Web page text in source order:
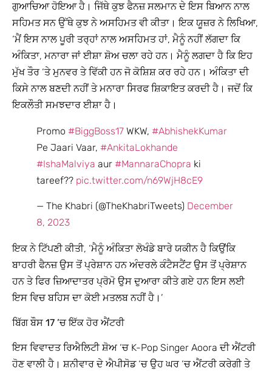
ਗੁਆਚਿਆ ਹੋਇਆ ਹੈ। ਜਿੱਥੇ ਕੁਝ ਫੈਨਜ਼ ਸਲਮਾਨ ਦੇ ਇਸ ਬਿਆਨ ਨਾਲ
ਸਹਿਮਤ ਸਨ ਉੱਥੇ ਕੁਝ ਨੇ ਅਸਹਿਮਤ ਵੀ ਕੀਤਾ। ਇਕ ਯੂਜ਼ਰ ਨੇ ਲਿਖਿਆ,
‘ਮੈਂ ਇਸ ਨਾਲ ਪੂਰੀ ਤਰ੍ਹਾਂ ਨਾਲ ਅਸਹਿਮਤ ਹਾਂ, ਮੈਨੂੰ ਨਹੀਂ ਲੱਗਦਾ ਕਿ
ਅੰਕਿਤਾ, ਮਨਾਰਾ ਜਾਂ ਈਸ਼ਾ ਸ਼ੋਅ ਚਲਾ ਰਹੇ ਹਨ। ਮੈਨੂੰ ਲਗਦਾ ਹੈ ਕਿ ਇਹ
ਮੁੱਖ ਤੌਰ ‘ਤੇ ਮੁਨਵਰ ਤੇ ਵਿੱਕੀ ਹਨ ਜੋ ਕੋਸ਼ਿਸ਼ ਕਰ ਰਹੇ ਹਨ। ਅੰਕਿਤਾ ਦੀ
ਕਿਸੇ ਨਾਲ ਬਣਦੀ ਨਹੀਂ ਤੇ ਮਨਾਰਾ ਸਿਰਫ ਸ਼ਿਕਾਇਤ ਕਰਦੀ ਹੈ। ਜਦੋਂ ਕਿ
ਇਕਲੌਤੀ ਸਮਝਦਾਰ ਈਸ਼ਾ ਹੈ।
Promo #BiggBoss17 WKW, #AbhishekKumar
Pe Jaari Vaar, #AnkitaLokhande
#IshaMalviya aur #MannaraChopra ki
tareef?? pic.twitter.com/n69WjH8cE9
— The Khabri (@TheKhabriTweets) December
8, 2023
ਇਕ ਨੇ ਟਿੱਪਣੀ ਕੀਤੀ, ‘ਮੈਨੂੰ ਅੰਕਿਤਾ ਲੋਖੰਡੇ ਬਾਰੇ ਯਕੀਨ ਹੈ ਕਿਉਂਕਿ
ਬਾਹਰੀ ਫੈਨਜ਼ ਉਸ ਤੋਂ ਪ੍ਰੇਸ਼ਾਨ ਹਨ ਅੰਦਰਲੇ ਕੰਟੈਸਟੈਂਟ ਉਸ ਤੋਂ ਪ੍ਰੇਸ਼ਾਨ
ਹਨ ਤੇ ਫਿਰ ਜ਼ਿਆਦਾਤਰ ਪ੍ਰੋਮੋ ਉਸ ਦੁਆਰਾ ਕੀਤੇ ਗਏ ਹਨ ਇਸ ਲਈ
ਇਸ ਵਿਚ ਬਹਿਸ ਦਾ ਕੋਈ ਮਤਲਬ ਨਹੀਂ ਹੈ।’
ਬਿੱਗ ਬੌਸ 17 ’ਚ ਇੱਕ ਹੋਰ ਐਂਟਰੀ
ਇਸ ਵਿਵਾਦਤ ਰਿਐਲਿਟੀ ਸ਼ੋਅ ‘ਚ K-Pop Singer Aoora ਦੀ ਐਂਟਰੀ
ਹੋਣ ਵਾਲੀ ਹੈ। ਸ਼ਨੀਵਾਰ ਦੇ ਐਪੀਸੋਡ ‘ਚ ਉਹ ਘਰ ‘ਚ ਐਂਟਰੀ ਕਰੇਗੀ ਤੇ